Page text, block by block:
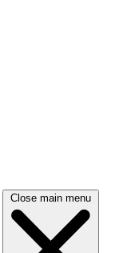
Close main menu